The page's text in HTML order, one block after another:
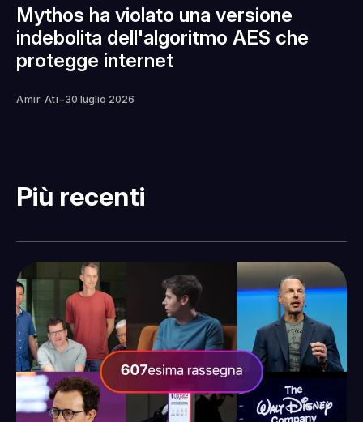
Mythos ha violato una versione
indebolita dell'algoritmo AES che
protegge internet
Amir Ati -30 luglio 2026
Più recenti